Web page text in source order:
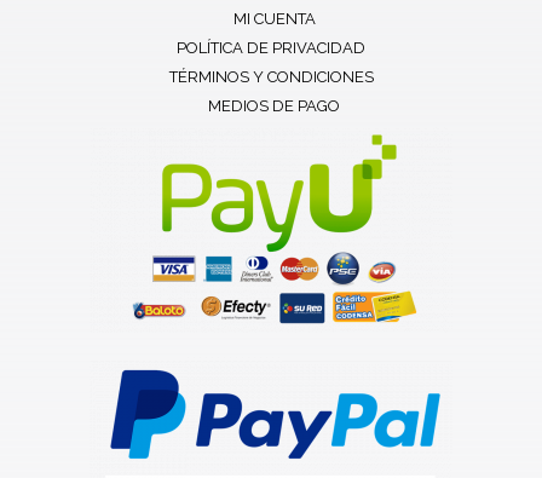
MI CUENTA
POLÍTICA DE PRIVACIDAD
TÉRMINOS Y CONDICIONES
MEDIOS DE PAGO